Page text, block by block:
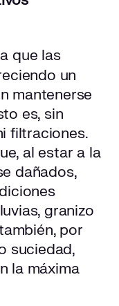
que las
un
mantenerse
es, sin
filtraciones.
al estar a la
dañados,
granizo
por
suciedad,
la máxima